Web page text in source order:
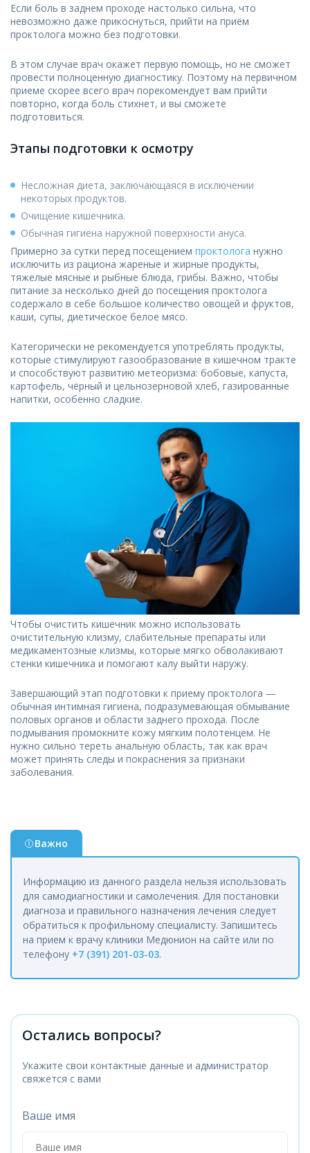
Если боль в заднем проходе настолько сильна, что
невозможно даже прикоснуться, прийти на приём
проктолога можно без подготовки.
В этом случае врач окажет первую помощь, но не сможет
провести полноценную диагностику. Поэтому на первичном
приеме скорее всего врач порекомендует вам прийти
повторно, когда боль стихнет, и вы сможете
подготовиться.
Этапы подготовки к осмотру
Несложная диета, заключающаяся в исключении
некоторых продуктов.
Очищение кишечника.
Обычная гигиена наружной поверхности ануса.
Примерно за сутки перед посещением проктолога нужно
исключить из рациона жареные и жирные продукты,
тяжелые мясные и рыбные блюда, грибы. Важно, чтобы
питание за несколько дней до посещения проктолога
содержало в себе большое количество овощей и фруктов,
каши, супы, диетическое белое мясо.
Категорически не рекомендуется употреблять продукты,
которые стимулируют газообразование в кишечном тракте
и способствуют развитию метеоризма: бобовые, капуста,
картофель, чёрный и цельнозерновой хлеб, газированные
напитки, особенно сладкие.
Чтобы очистить кишечник можно использовать
очистительную клизму, слабительные препараты или
медикаментозные клизмы, которые мягко обволакивают
стенки кишечника и помогают калу выйти наружу.
Завершающий этап подготовки к приему проктолога —
обычная интимная гигиена, подразумевающая обмывание
половых органов и области заднего прохода. После
подмывания промокните кожу мягким полотенцем. Не
нужно сильно тереть анальную область, так как врач
может принять следы и покраснения за признаки
заболевания.
Важно
Информацию из данного раздела нельзя использовать
для самодиагностики и самолечения. Для постановки
диагноза и правильного назначения лечения следует
обратиться к профильному специалисту. Запишитесь
на прием к врачу клиники Медюнион на сайте или по
телефону +7 (391) 201-03-03.
Остались вопросы?
Укажите свои контактные данные и администратор
свяжется с вами
Ваше имя